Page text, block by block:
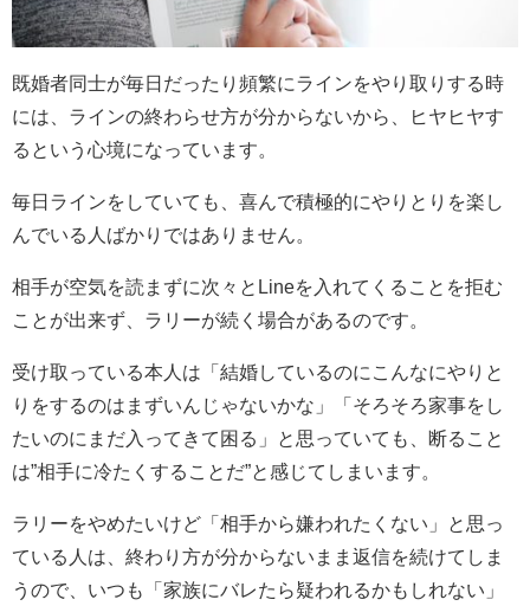
既婚者同士が毎日だったり頻繁にラインをやり取りする時
には、ラインの終わらせ方が分からないから、ヒヤヒヤす
るという心境になっています。
毎日ラインをしていても、喜んで積極的にやりとりを楽し
んでいる人ばかりではありません。
相手が空気を読まずに次々とLineを入れてくることを拒む
ことが出来ず、ラリーが続く場合があるのです。
受け取っている本人は「結婚しているのにこんなにやりと
りをするのはまずいんじゃないかな」「そろそろ家事をし
たいのにまだ入ってきて困る」と思っていても、断ること
は”相手に冷たくすることだ”と感じてしまいます。
ラリーをやめたいけど「相手から嫌われたくない」と思っ
ている人は、終わり方が分からないまま返信を続けてしま
うので、いつも「家族にバレたら疑われるかもしれない」